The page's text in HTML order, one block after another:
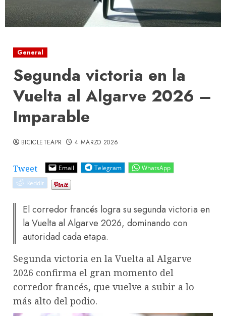
General
Segunda victoria en la
Vuelta al Algarve 2026 –
Imparable
Tweet Email Telegram
WhatsApp
Reddit
BICICLETEAPR 4 MARZO 2026
El corredor francés logra su segunda victoria en
la Vuelta al Algarve 2026, dominando con
autoridad cada etapa.
Segunda victoria en la Vuelta al Algarve
2026 confirma el gran momento del
corredor francés, que vuelve a subir a lo
más alto del podio.